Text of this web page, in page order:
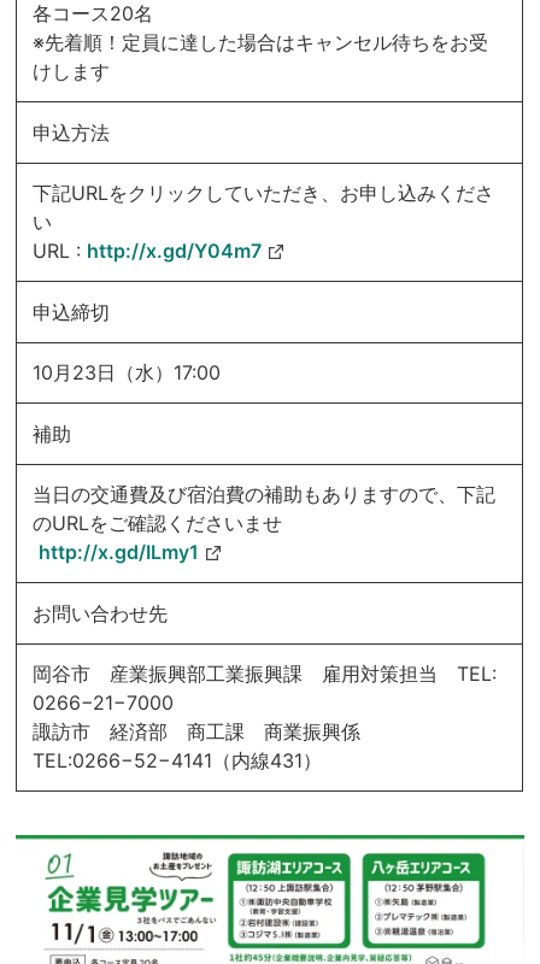
各コース20名
※先着順！定員に達した場合はキャンセル待ちをお受
けします
申込方法
下記URLをクリックしていただき、お申し込みくださ
い
URL : http://x.gd/Y04m7
申込締切
10月23日（水）17:00
補助
当日の交通費及び宿泊費の補助もありますので、下記
のURLをご確認くださいませ
http://x.gd/ILmy1
お問い合わせ先
岡谷市 産業振興部工業振興課 雇用対策担当 TEL:
0266−21−7000
諏訪市 経済部 商工課 商業振興係
TEL:0266−52−4141（内線431）